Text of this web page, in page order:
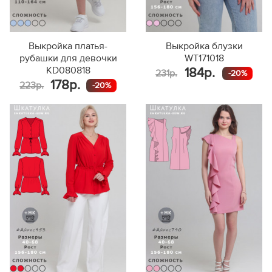
Выкройка платья-
рубашки для девочки
KD080818
223р.
178р. -20%
Выкройка блузки
WT171018
231р.
184р. -20%